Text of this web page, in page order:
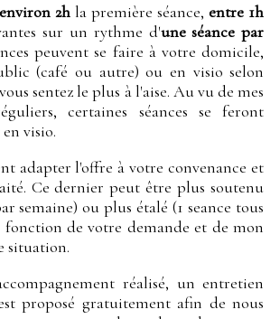
environ 2hla première séance,entre 1h
sur un rythme d'une séance par
peuvent se faire à votre domicile,
(café ou autre) ou en visio selon
sentez le plus à l'aise. Au vu de mes
certaines séances se feront
visio.
adapter l'offre à votre convenance et
Ce dernier peut être plus soutenu
semaine) ou plus étalé (1 seance tous
fonction de votre demande et de mon
situation.
réalisé, un entretien
proposé gratuitement afin de nous